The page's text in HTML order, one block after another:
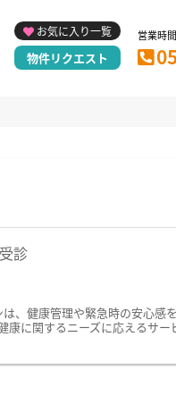
お気に入り一覧
物件リクエスト
営業時
診
、健康管理や緊急時の安心感
康に関するニーズに応えるサー